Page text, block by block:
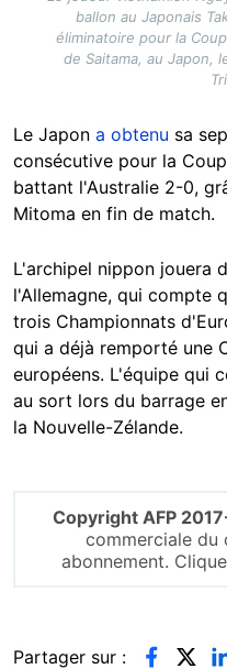
ballon au Japonais
éliminatoire pour la
de Saitama, au Japon,
Le Japon a obtenu sa
consécutive pour la
battant l'Australie 2-0,
Mitoma en fin de match.
L'archipel nippon jouera
l'Allemagne, qui compte
trois Championnats
qui a déjà remporté une
européens. L'équipe qui
au sort lors du barrage
la Nouvelle-Zélande.
Copyright AFP
commerciale du
abonnement.
Partager sur :